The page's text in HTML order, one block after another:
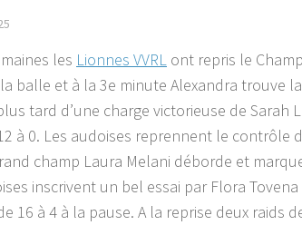
les Lionnes VVRL ont repris le
balle et à la 3e minute Alexandra trouve
tard d’une charge victorieuse de Sarah
à 0. Les audoises reprennent le contrôle
champ Laura Melani déborde et
inscrivent un bel essai par Flora
16 à 4 à la pause. A la reprise deux raids